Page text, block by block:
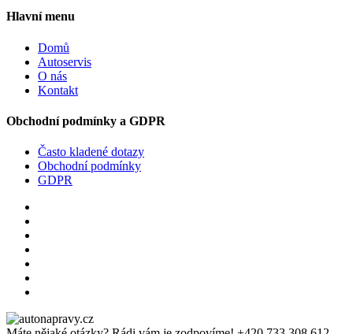
Hlavní menu
Domů
Autoservis
O nás
Kontakt
Obchodní podmínky a GDPR
Často kladené dotazy
Obchodní podmínky
GDPR